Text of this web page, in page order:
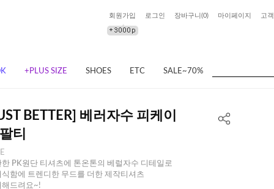
회원가입 로그인 장바구니(0) 마이페이지 고
+PLUS SIZE SHOES ETC SALE~70%
BETTER] 베러자수 피케이
티
한 PK원단 티셔츠에 톤온톤의 베럴자수 디테일로
식함에 트렌디한 무드를 더한 제작티셔츠
해드려요~!